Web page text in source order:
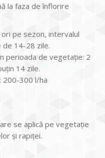
la faza de înflorire
pe sezon, intervalul
14-28 zile.
perioada de vegetație: 2
14 zile.
200-300 l/ha
se aplică pe vegetaţie
şi rapiţei.